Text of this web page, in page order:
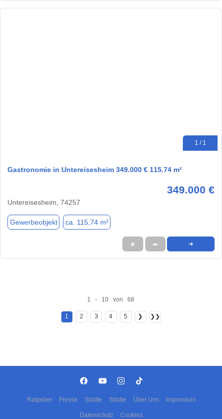
1 / 1
Gastronomie in Untereisesheim 349.000 € 115.74 m²
349.000 €
Untereisesheim, 74257
Gewerbeobjekt ca. 115,74 m²
★ ➦ ➜
1 - 10 von 68
1 2 3 4 5 ❯ ❯❯
Ratgeber Presse Städte Städte Über Uns Impressum
Datenschutz Cookies